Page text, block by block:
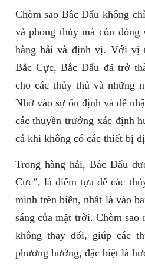
Chòm sao Bắc Đẩu không
và phong thủy mà còn
hàng hải và định vị. Với vị
Bắc Cực, Bắc Đẩu đã trở
cho các thủy thủ và những
Nhờ vào sự ổn định và dễ
các thuyền trưởng xác định
cả khi không có các thiết bị
Trong hàng hải, Bắc Đẩu
Cực”, là điểm tựa để các
mình trên biển, nhất là vào
sáng của mặt trời. Chòm
không thay đổi, giúp các
phương hướng, đặc biệt là